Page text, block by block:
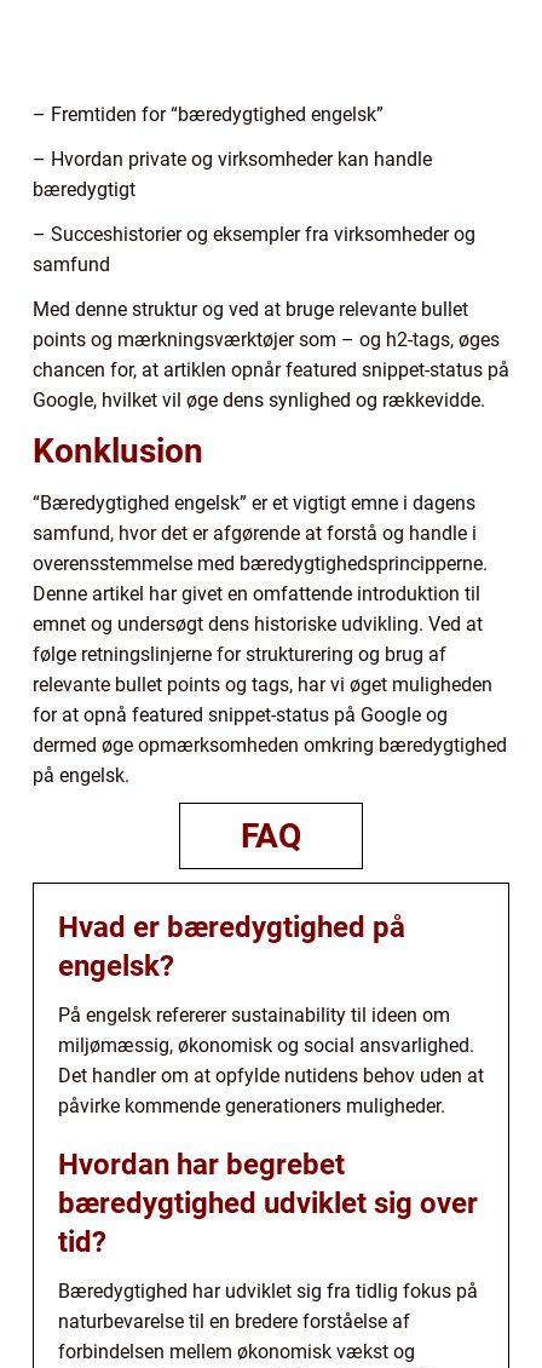
– Fremtiden for “bæredygtighed engelsk”
– Hvordan private og virksomheder kan handle
bæredygtigt
– Succeshistorier og eksempler fra virksomheder og
samfund
Med denne struktur og ved at bruge relevante bullet
points og mærkningsværktøjer som – og h2-tags, øges
chancen for, at artiklen opnår featured snippet-status på
Google, hvilket vil øge dens synlighed og rækkevidde.
Konklusion
“Bæredygtighed engelsk” er et vigtigt emne i dagens
samfund, hvor det er afgørende at forstå og handle i
overensstemmelse med bæredygtighedsprincipperne.
Denne artikel har givet en omfattende introduktion til
emnet og undersøgt dens historiske udvikling. Ved at
følge retningslinjerne for strukturering og brug af
relevante bullet points og tags, har vi øget muligheden
for at opnå featured snippet-status på Google og
dermed øge opmærksomheden omkring bæredygtighed
på engelsk.
FAQ
Hvad er bæredygtighed på
engelsk?
På engelsk refererer sustainability til ideen om
miljømæssig, økonomisk og social ansvarlighed.
Det handler om at opfylde nutidens behov uden at
påvirke kommende generationers muligheder.
Hvordan har begrebet
bæredygtighed udviklet sig over
tid?
Bæredygtighed har udviklet sig fra tidlig fokus på
naturbevarelse til en bredere forståelse af
forbindelsen mellem økonomisk vækst og